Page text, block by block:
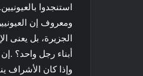
استنجدوا بالعيونيين.
ومعروف إن
الجزيرة، بل يعنى
أبناء رجل واحد؟ .
وإذا كان الأشراف